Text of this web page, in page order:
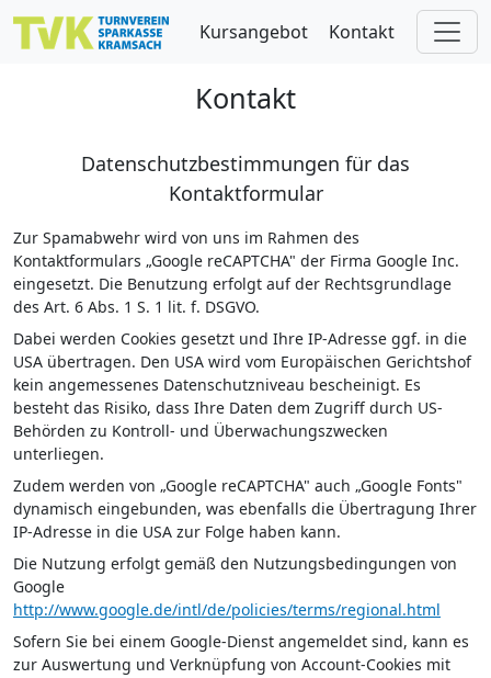
Skip to main content
Kursangebot
Kontakt
Kontakt
Datenschutzbestimmungen für das
Kontaktformular
Zur Spamabwehr wird von uns im Rahmen des
Kontaktformulars „Google reCAPTCHA" der Firma Google Inc.
eingesetzt. Die Benutzung erfolgt auf der Rechtsgrundlage
des Art. 6 Abs. 1 S. 1 lit. f. DSGVO.
Dabei werden Cookies gesetzt und Ihre IP-Adresse ggf. in die
USA übertragen. Den USA wird vom Europäischen Gerichtshof
kein angemessenes Datenschutzniveau bescheinigt. Es
besteht das Risiko, dass Ihre Daten dem Zugriff durch US-
Behörden zu Kontroll- und Überwachungszwecken
unterliegen.
Zudem werden von „Google reCAPTCHA" auch „Google Fonts"
dynamisch eingebunden, was ebenfalls die Übertragung Ihrer
IP-Adresse in die USA zur Folge haben kann.
Die Nutzung erfolgt gemäß den Nutzungsbedingungen von
Google
http://www.google.de/intl/de/policies/terms/regional.html
Sofern Sie bei einem Google-Dienst angemeldet sind, kann es
zur Auswertung und Verknüpfung von Account-Cookies mit